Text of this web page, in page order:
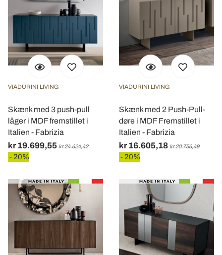
VIADURINI LIVING
Skænk med 3 push-pull
låger i MDF fremstillet i
Italien - Fabrizia
kr 19.699,55 kr 24.624,42
- 20%
VIADURINI LIVING
Skænk med 2 Push-Pull-
døre i MDF Fremstillet i
Italien - Fabrizia
kr 16.605,18 kr 20.756,49
- 20%